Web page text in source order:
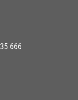
666